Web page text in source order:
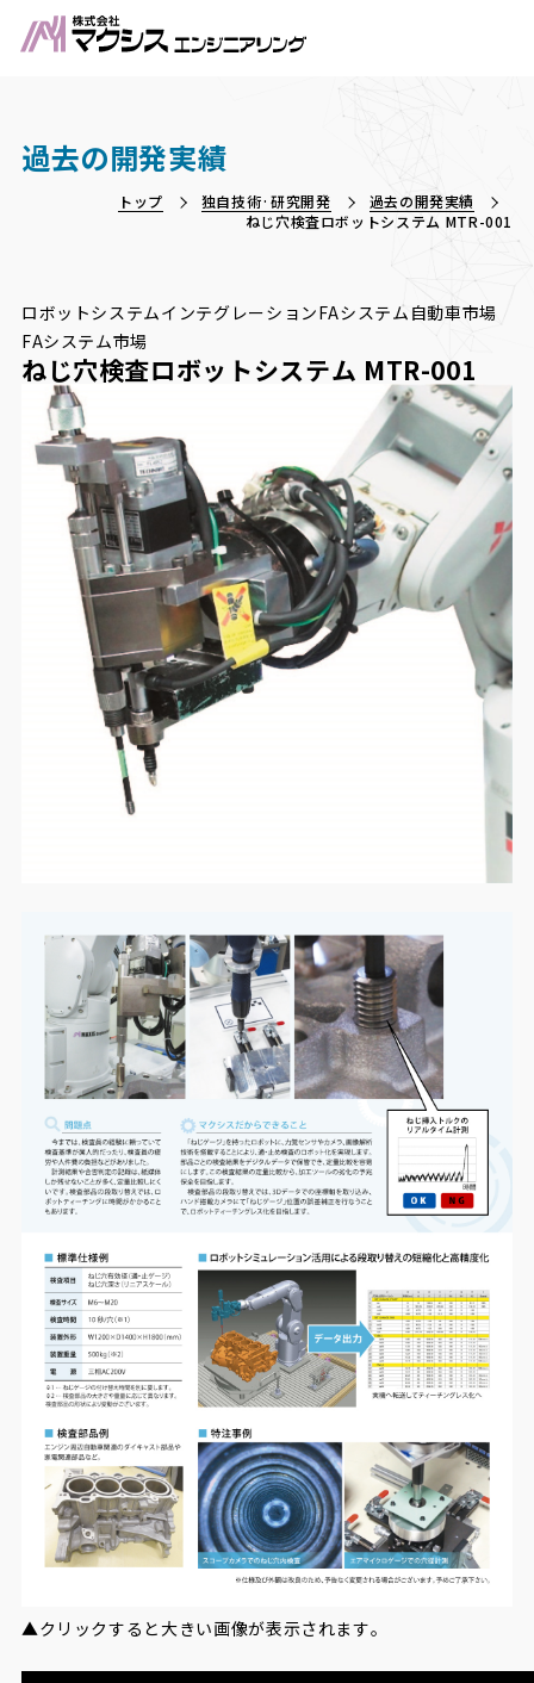
過去の開発実績
トップ 独自技術·研究開発
過去の開発実績
ねじ穴検査ロボットシステム MTR-001
ロボットシステムインテグレーションFAシステム 自動車市場
FAシステム市場
ねじ穴検査ロボットシステム MTR-001
▲クリックすると大きい画像が表示されます。